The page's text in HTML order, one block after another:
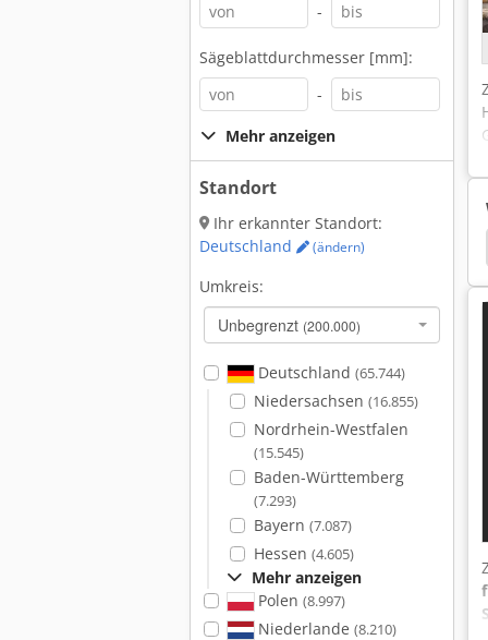
-
Sägeblattdurchmesser [mm]:
-
Mehr anzeigen
Standort
Ihr erkannter Standort:
Deutschland
(ändern)
Umkreis:
Unbegrenzt (200.000)
Deutschland (65.744)
Niedersachsen (16.855)
Nordrhein-Westfalen
(15.545)
Baden-Württemberg
(7.293)
Bayern (7.087)
Hessen (4.605)
Mehr anzeigen
Polen (8.997)
Niederlande (8.210)
Absackanlage